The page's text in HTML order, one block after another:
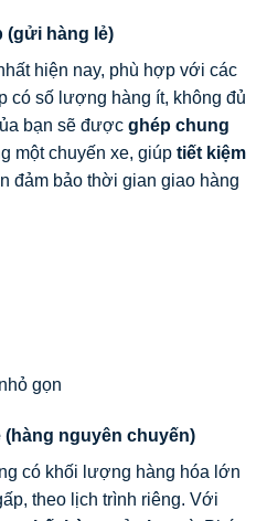
(gửi hàng lẻ)
hiện nay, phù hợp với các
có số lượng hàng ít, không đủ
bạn sẽ được ghép chung
một chuyến xe, giúp tiết kiệm
đảm bảo thời gian giao hàng
gọn
(hàng nguyên chuyến)
có khối lượng hàng hóa lớn
theo lịch trình riêng. Với